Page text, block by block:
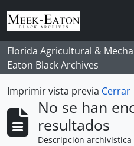
Skip to main content
Florida Agricultural &
Eaton Black Archives
Imprimir vista previa Cerrar
No se han
resultados
Descripción archivística